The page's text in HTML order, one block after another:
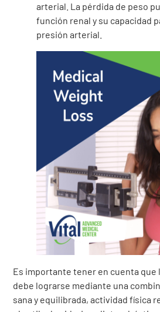
arterial. La pérdida de peso
función renal y su capacidad
presión arterial.
Es importante tener en cuenta que
debe lograrse mediante una
sana y equilibrada, actividad física